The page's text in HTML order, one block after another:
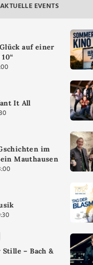
AKTUELLE EVENTS
auf einer
It All
im
Mauthausen
Stille – Bach &